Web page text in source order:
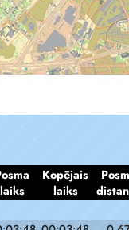
laiks
Kopējais
laiks